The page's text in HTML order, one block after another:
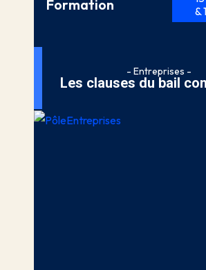
Formation
&
- Entreprises -
Les clauses du bail